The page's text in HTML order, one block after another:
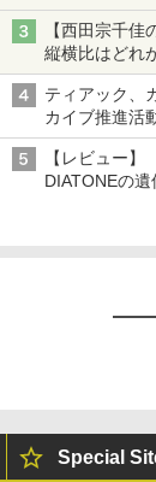
【西田宗千佳
縦横比はどれ
「Galaxy Z
ティアック、
カイブ推進活
【レビュー】
DIATONEの
Special